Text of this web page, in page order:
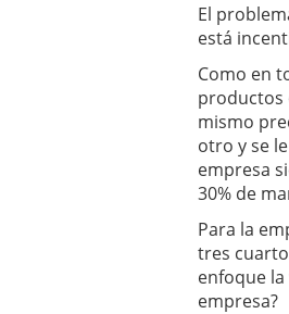
El
está
Como en
productos
mismo
otro y se
empresa
30% de
Para la
tres
enfoque
empresa?